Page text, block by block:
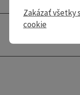
Zakázať všetky
cookie